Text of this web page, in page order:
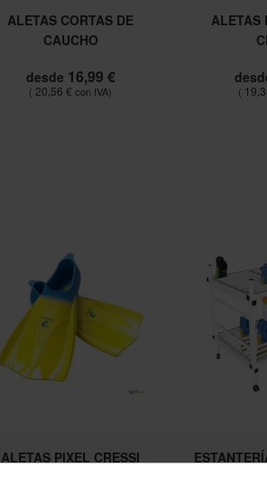
ALETAS CORTAS DE
CAUCHO
desde 16,99 €
20,56 €
ALETAS
ALETAS PIXEL CRESSI